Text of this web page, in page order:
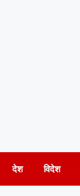
देश विदेश